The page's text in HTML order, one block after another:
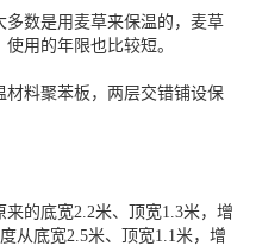
数是用麦草来保温的，麦草
用的年限也比较短。
料聚苯板，两层交错铺设保
的底宽2.2米、顶宽1.3米，增
从底宽2.5米、顶宽1.1米，增